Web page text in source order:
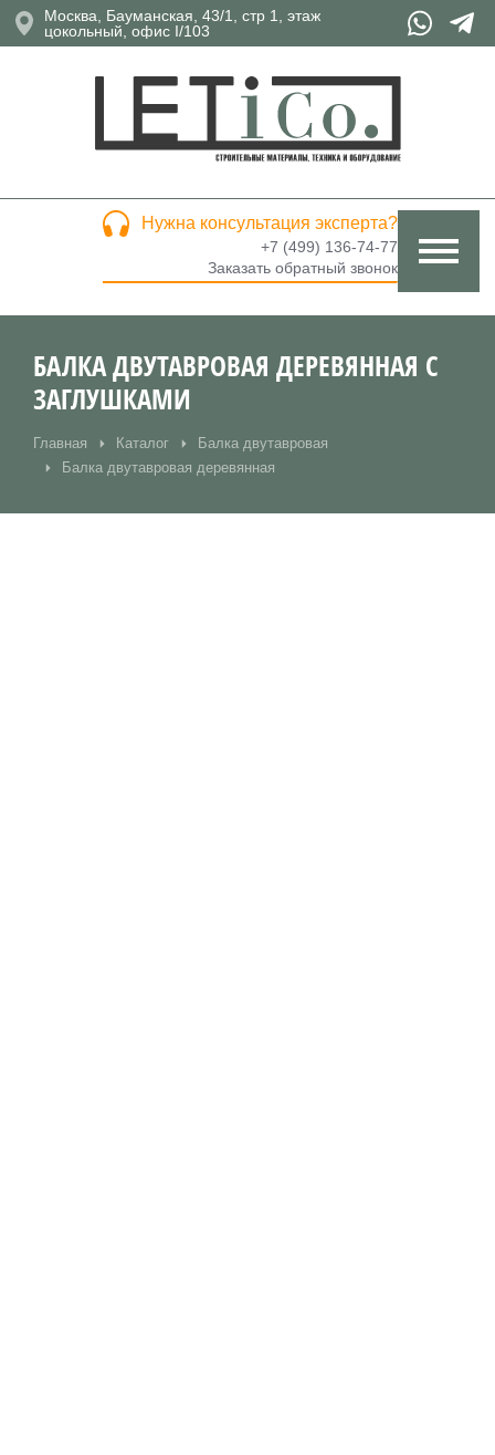
Москва, Бауманская, 43/1, стр 1, этаж
цокольный, офис I/103
Нужна консультация эксперта?
+7 (499) 136-74-77
Заказать обратный звонок
БАЛКА ДВУТАВРОВАЯ ДЕРЕВЯННАЯ С
ЗАГЛУШКАМИ
Вы здесь:
Главная Каталог
Балка двутавровая
Балка двутавровая деревянная